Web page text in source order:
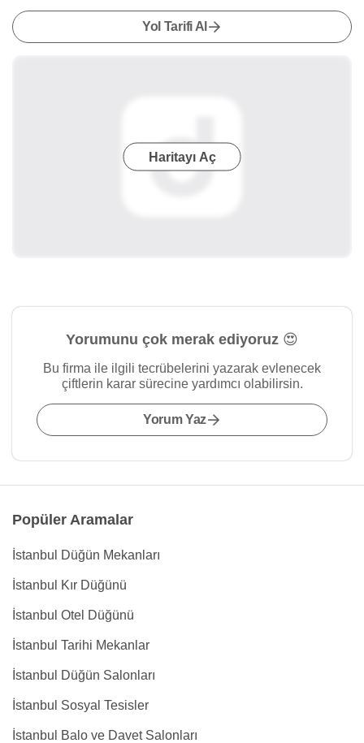
Yol Tarifi Al
Haritayı Aç
Yorumunu çok merak ediyoruz 😍
Bu firma ile ilgili tecrübelerini yazarak evlenecek
çiftlerin karar sürecine yardımcı olabilirsin.
Yorum Yaz
Popüler Aramalar
İstanbul Düğün Mekanları
İstanbul Kır Düğünü
İstanbul Otel Düğünü
İstanbul Tarihi Mekanlar
İstanbul Düğün Salonları
İstanbul Sosyal Tesisler
İstanbul Balo ve Davet Salonları